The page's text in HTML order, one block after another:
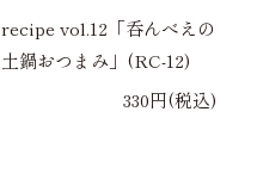
recipe vol.12「呑んべえの
土鍋おつまみ」(RC-12)
330円(税込)